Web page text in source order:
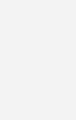
Dazu nennt der
Trends